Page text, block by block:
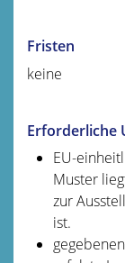
Fristen
keine
Erforderliche
EU-
Muster
zur
ist.